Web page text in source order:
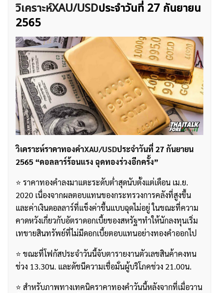
วิเคราะห์XAU/USDประจำวันที่ 27 กันยายน
2565
วิเคราะห์ราคาทองคำXAU/USDประจำวันที่ 27 กันยายน
2565 “ดอลลาร์ร้อนแรง ฉุดทองร่วงอีกครั้ง”
⭐️ ราคาทองคำลงมาแตะระดับต่ำสุดนับตั้งแต่เดือน เม.ย.
2020 เนื่องจากผลตอบแทนของกระทรวงการคลังที่สูงขึ้น
และค่าเงินดอลลาร์ที่แข็งค่าขึ้นแบบฉุดไม่อยู่ ในขณะที่ความ
คาดหวังเกี่ยวกับอัตราดอกเบี้ยของสหรัฐฯทำให้นักลงทุนเริ่ม
เทขายสินทรัพย์ที่ไม่มีดอกเบี้ยตอบแทนอย่างทองคำออกไป
⭐️ ขณะที่โฟกัสประจำวันนี้จับตารายงานตัวเลขสินค้าคงทน
ช่วง 13.30น. และดัชนีความเชื่อมั่นผู้บริโภคช่วง 21.00น.
⭐️ สำหรับภาพทางเทคนิคราคาทองคำวันนี้หลังจากที่เมื่อวาน